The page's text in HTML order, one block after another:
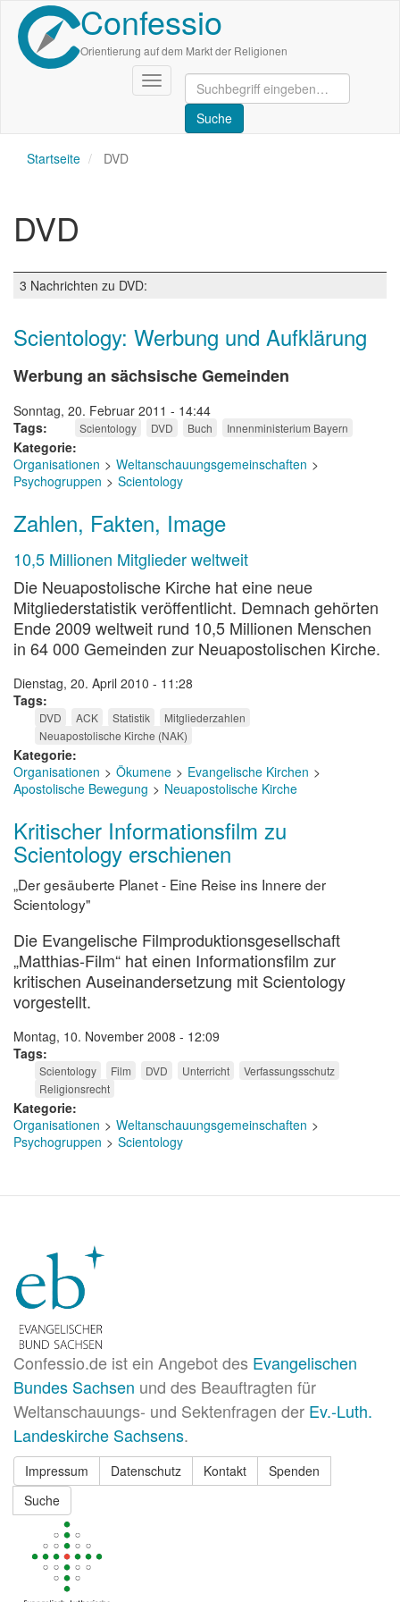
Direkt
zum
Inhalt
Confessio
Orientierung auf dem Markt der Religionen
Navigation
aktivieren/deaktivieren
Startseite DVD
DVD
3 Nachrichten zu DVD:
Scientology: Werbung und Aufklärung
Werbung an sächsische Gemeinden
Sonntag, 20. Februar 2011 - 14:44
Tags
Scientology DVD Buch Innenministerium Bayern
Kategorie
Organisationen
Weltanschauungsgemeinschaften
Psychogruppen
Scientology
Zahlen, Fakten, Image
10,5 Millionen Mitglieder weltweit
Die Neuapostolische Kirche hat eine neue
Mitgliederstatistik veröffentlicht. Demnach gehörten
Ende 2009 weltweit rund 10,5 Millionen Menschen
in 64 000 Gemeinden zur Neuapostolischen Kirche.
Dienstag, 20. April 2010 - 11:28
Tags
DVD ACK Statistik
Mitgliederzahlen
Neuapostolische Kirche (NAK)
Kategorie
Organisationen
Ökumene
Evangelische Kirchen
Apostolische Bewegung
Neuapostolische Kirche
Kritischer Informationsfilm zu
Scientology erschienen
„Der gesäuberte Planet - Eine Reise ins Innere der
Scientology"
Die Evangelische Filmproduktionsgesellschaft
„Matthias-Film“ hat einen Informationsfilm zur
kritischen Auseinandersetzung mit Scientology
vorgestellt.
Montag, 10. November 2008 - 12:09
Tags
Scientology Film DVD Unterricht
Verfassungsschutz
Religionsrecht
Kategorie
Organisationen
Weltanschauungsgemeinschaften
Psychogruppen
Scientology
Confessio.de ist ein Angebot des Evangelischen
Bundes Sachsen und des Beauftragten für
Weltanschauungs- und Sektenfragen der Ev.-Luth.
Landeskirche Sachsens.
Impressum Datenschutz Kontakt
Spenden
Suche